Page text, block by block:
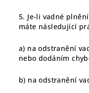
5. Je-li vadné
máte následující
a) na odstranění
nebo dodáním
b) na odstranění